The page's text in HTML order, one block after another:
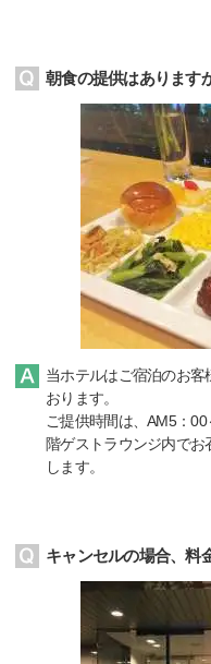
朝食の提供はあります
当ホテルはご宿泊のお
おります。
ご提供時間は、AM5：
階ゲストラウンジ内で
します。
キャンセルの場合、料